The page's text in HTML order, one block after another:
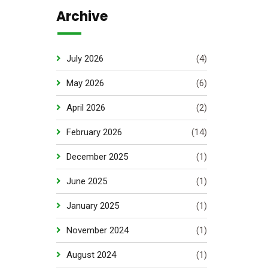
Archive
July 2026 (4)
May 2026 (6)
April 2026 (2)
February 2026 (14)
December 2025 (1)
June 2025 (1)
January 2025 (1)
November 2024 (1)
August 2024 (1)